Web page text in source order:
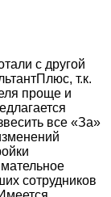
с другой
т.к.
проще и
все «За»
сотрудников